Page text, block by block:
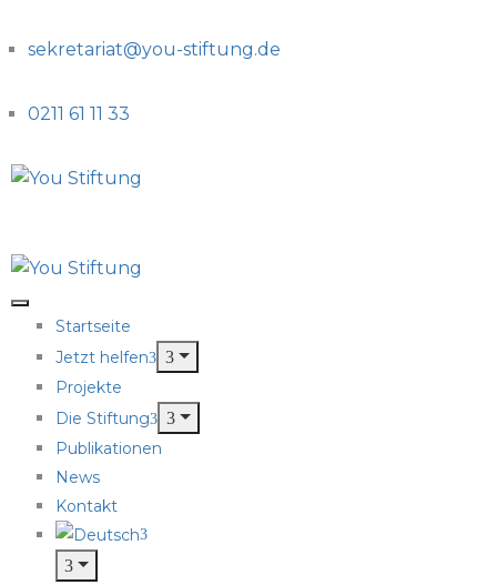
sekretariat@you-stiftung.de
0211 61 11 33
Startseite
Jetzt helfen
Projekte
Die Stiftung
Publikationen
News
Kontakt